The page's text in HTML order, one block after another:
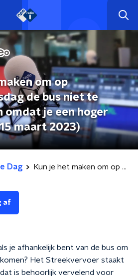
om op
de bus niet te
omdat je een hoger
maart 2023)
Dag Kun je het maken om op verkiezingsdag de bus niet te laten rijden omdat je een hoger loon eist? (15 maart 2023)
af
je afhankelijk bent van de bus om
Het Streekvervoer staakt
dat is behoorlijk vervelend voor